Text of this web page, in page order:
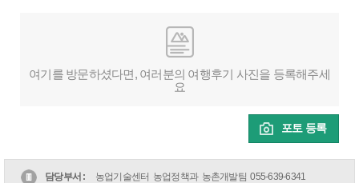
여기를 방문하셨다면, 여러분의 여행후기 사진을 등록해주세
요
포토 등록
담당부서 : 농업기술센터 농업정책과 농촌개발팀055-639-6341